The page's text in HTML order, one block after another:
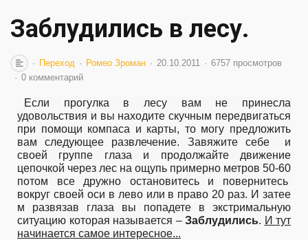
Заблудились в лесу.
Переход Ромео Зроман 20.10.2011
6757 просмотров
0 комментарий
Если прогулка в лесу вам не принесла
удовольствия и вы находите скучным передвигаться
при помощи компаса и карты, то могу предложить
вам следующее развлечение. Завяжите себе
и
своей группе глаза и продолжайте движение
цепочкой через лес на ощупь примерно метров 50-60
потом все дружно остановитесь и повернитесь
вокруг своей оси в лево или в право 20 раз. И затее
м развязав глаза вы попадете в экстримальную
ситуацию которая называется – Заблудились. И тут
начинается самое интересное...